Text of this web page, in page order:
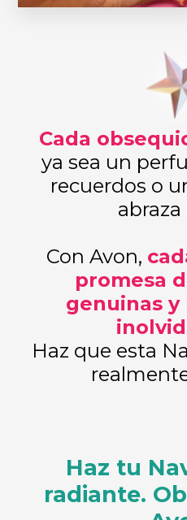
Cada
ya sea un
recuerdos o
abraza
Con Avon,
promesa
genuinas
Haz que esta
Haz tu
radiante.